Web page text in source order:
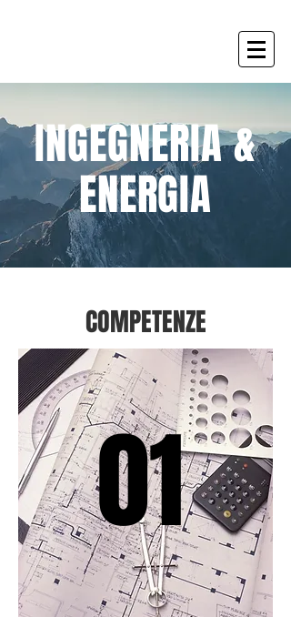
INGEGNERIA &
ENERGIA
COMPETENZE
01